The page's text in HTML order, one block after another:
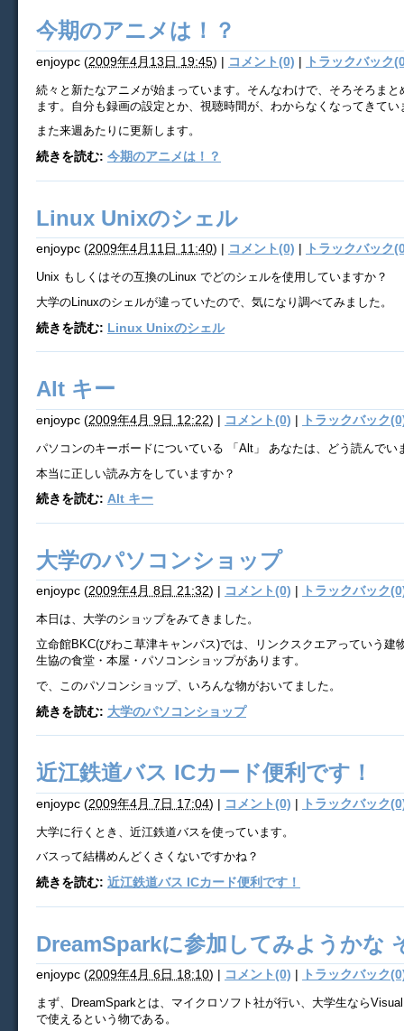
今期のアニメは！？
enjoypc (2009年4月13日 19:45) | コメント(0) | トラックバック
続々と新たなアニメが始まっています。そんなわけで、そろそろまと
ます。自分も録画の設定とか、視聴時間が、わからなくなってきてい
また来週あたりに更新します。
続きを読む: 今期のアニメは！？
Linux Unixのシェル
enjoypc (2009年4月11日 11:40) | コメント(0) | トラックバック
Unix もしくはその互換のLinux でどのシェルを使用していますか？
大学のLinuxのシェルが違っていたので、気になり調べてみました。
続きを読む: Linux Unixのシェル
Alt キー
enjoypc (2009年4月 9日 12:22) | コメント(0) | トラックバック
パソコンのキーボードについている 「Alt」 あなたは、どう読んでい
本当に正しい読み方をしていますか？
続きを読む: Alt キー
大学のパソコンショップ
enjoypc (2009年4月 8日 21:32) | コメント(0) | トラックバック
本日は、大学のショップをみてきました。
立命館BKC(びわこ草津キャンパス)では、リンクスクエアっていう建
生協の食堂・本屋・パソコンショップがあります。
で、このパソコンショップ、いろんな物がおいてました。
続きを読む: 大学のパソコンショップ
近江鉄道バス ICカード便利です！
enjoypc (2009年4月 7日 17:04) | コメント(0) | トラックバック
大学に行くとき、近江鉄道バスを使っています。
バスって結構めんどくさくないですかね？
続きを読む: 近江鉄道バス ICカード便利です！
DreamSparkに参加してみようかな
enjoypc (2009年4月 6日 18:10) | コメント(0) | トラックバック
まず、DreamSparkとは、マイクロソフト社が行い、大学生なら
で使えるという物である。